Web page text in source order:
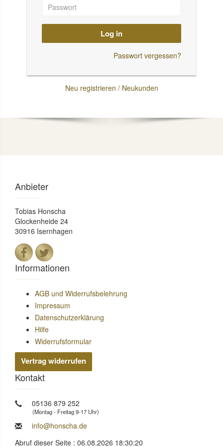
Log in
Passwort vergessen?
Neu registrieren / Neukunden
Anbieter
Tobias Honscha
Glockenheide 24
30916 Isernhagen
Informationen
AGB und Widerrufsbelehrung
Impressum
Datenschutzerklärung
Hilfe
Widerrufsformular
Vertrag widerrufen
Kontakt
05136 879 252
(Montag - Freitag 9-17 Uhr)
info@honscha.de
Abruf dieser Seite : 06.08.2026 18:30:20